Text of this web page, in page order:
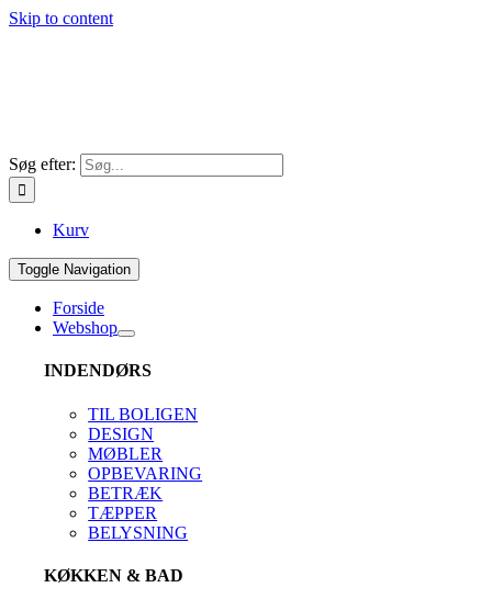
Skip to content
Søg efter:
Kurv
Toggle Navigation
Forside
Webshop
INDENDØRS
TIL BOLIGEN
DESIGN
MØBLER
OPBEVARING
BETRÆK
TÆPPER
BELYSNING
KØKKEN & BAD